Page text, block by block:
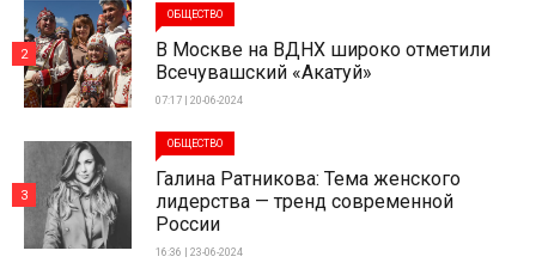
ОБЩЕСТВО
В Москве на ВДНХ широко отметили
Всечувашский «Акатуй»
07:17 | 20-06-2024
2
ОБЩЕСТВО
Галина Ратникова: Тема женского
лидерства — тренд современной
России
16:36 | 23-06-2024
3